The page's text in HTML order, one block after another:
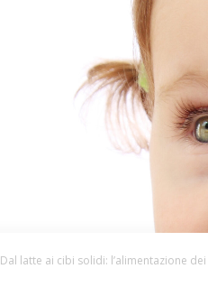
Dal latte ai cibi solidi: l’alimentazione